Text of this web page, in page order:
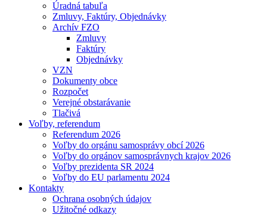
Úradná tabuľa
Zmluvy, Faktúry, Objednávky
Archív FZO
Zmluvy
Faktúry
Objednávky
VZN
Dokumenty obce
Rozpočet
Verejné obstarávanie
Tlačivá
Voľby, referendum
Referendum 2026
Voľby do orgánu samosprávy obcí 2026
Voľby do orgánov samosprávnych krajov 2026
Voľby prezidenta SR 2024
Voľby do EU parlamentu 2024
Kontakty
Ochrana osobných údajov
Užitočné odkazy